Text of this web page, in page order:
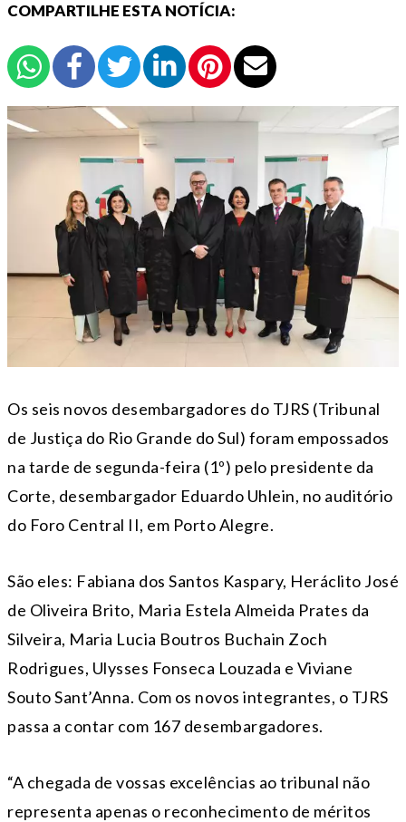
COMPARTILHE ESTA NOTÍCIA:
Os seis novos desembargadores do TJRS (Tribunal
de Justiça do Rio Grande do Sul) foram empossados
na tarde de segunda-feira (1º) pelo presidente da
Corte, desembargador Eduardo Uhlein, no auditório
do Foro Central II, em Porto Alegre.
São eles: Fabiana dos Santos Kaspary, Heráclito José
de Oliveira Brito, Maria Estela Almeida Prates da
Silveira, Maria Lucia Boutros Buchain Zoch
Rodrigues, Ulysses Fonseca Louzada e Viviane
Souto Sant’Anna. Com os novos integrantes, o TJRS
passa a contar com 167 desembargadores.
“A chegada de vossas excelências ao tribunal não
representa apenas o reconhecimento de méritos